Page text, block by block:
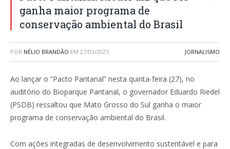
ganha maior programa de
conservação ambiental do Brasil
POR NÉLIO BRANDÃO EM 27/03/2025 JORNALISMO
Ao lançar o “Pacto Pantanal” nesta quinta-feira (27), no
auditório do Bioparque Pantanal, o governador Eduardo Riedel
(PSDB) ressaltou que Mato Grosso do Sul ganha o maior
programa de conservação ambiental do Brasil.
Com ações integradas de desenvolvimento sustentável e para